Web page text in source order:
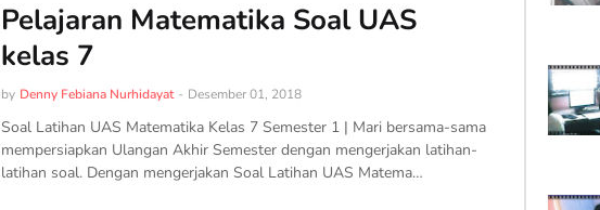
Pelajaran Matematika Soal UAS
kelas 7
by Denny Febiana Nurhidayat - Desember 01, 2018
Soal Latihan UAS Matematika Kelas 7 Semester 1 | Mari bersama-sama
mempersiapkan Ulangan Akhir Semester dengan mengerjakan latihan-
latihan soal. Dengan mengerjakan Soal Latihan UAS Matema…